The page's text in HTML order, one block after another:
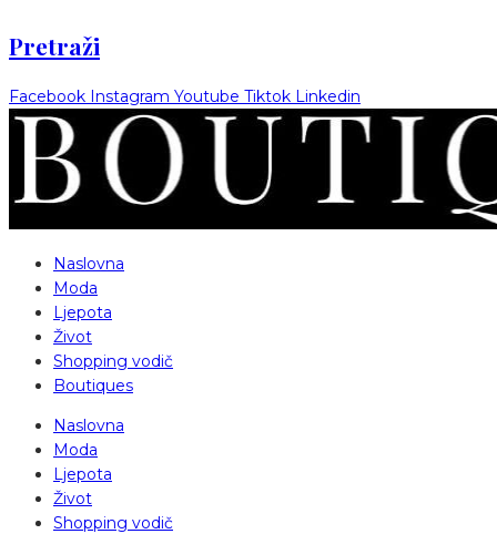
Pretraži
Facebook Instagram Youtube Tiktok Linkedin
Naslovna
Moda
Ljepota
Život
Shopping vodič
Boutiques
Naslovna
Moda
Ljepota
Život
Shopping vodič